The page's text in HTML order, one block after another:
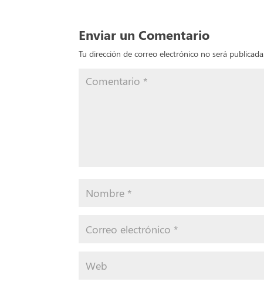
Enviar un Comentario
Tu dirección de correo electrónico no será publicada.